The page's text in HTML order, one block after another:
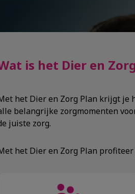
is het Dier en
het Dier en Zorg Plan krijgt je
belangrijke zorgmomenten
juiste zorg.
het Dier en Zorg Plan profiteer